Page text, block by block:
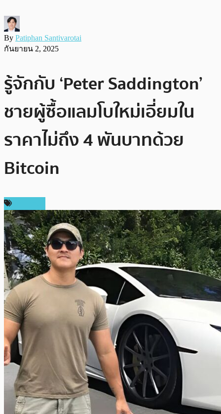
By Patiphan Santivarotai
กันยายน 2, 2025
รู้จักกับ ‘Peter Saddington’
ชายผู้ซื้อแลมโบใหม่เอี่ยมใน
ราคาไม่ถึง 4 พันบาทด้วย
Bitcoin